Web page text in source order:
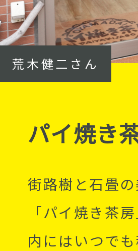
荒木健二さん
パイ焼き
街路樹と石畳
「パイ焼き茶
内にはいつで